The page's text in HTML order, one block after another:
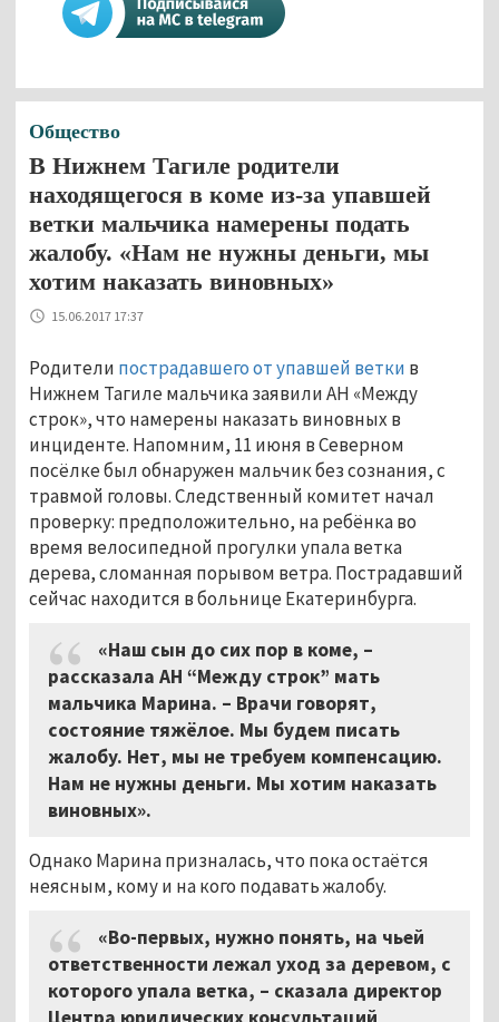
Общество
В Нижнем Тагиле родители
находящегося в коме из-за упавшей
ветки мальчика намерены подать
жалобу. «Нам не нужны деньги, мы
хотим наказать виновных»
15.06.2017 17:37
Родители пострадавшего от упавшей ветки в
Нижнем Тагиле мальчика заявили АН «Между
строк», что намерены наказать виновных в
инциденте. Напомним, 11 июня в Северном
посёлке был обнаружен мальчик без сознания, с
травмой головы. Следственный комитет начал
проверку: предположительно, на ребёнка во
время велосипедной прогулки упала ветка
дерева, сломанная порывом ветра. Пострадавший
сейчас находится в больнице Екатеринбурга.
«Наш сын до сих пор в коме, –
рассказала АН “Между строк” мать
мальчика Марина. – Врачи говорят,
состояние тяжёлое. Мы будем писать
жалобу. Нет, мы не требуем компенсацию.
Нам не нужны деньги. Мы хотим наказать
виновных».
Однако Марина призналась, что пока остаётся
неясным, кому и на кого подавать жалобу.
«Во-первых, нужно понять, на чьей
ответственности лежал уход за деревом, с
которого упала ветка, – сказала директор